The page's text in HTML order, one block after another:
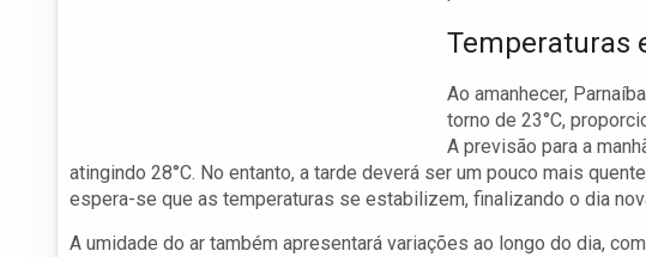
Temperaturas
Ao amanhecer,
torno de 23°C,
A previsão para a
atingindo 28°C. No entanto, a tarde deverá ser um pouco mais
espera-se que as temperaturas se estabilizem, finalizando o dia
A umidade do ar também apresentará variações ao longo do dia,